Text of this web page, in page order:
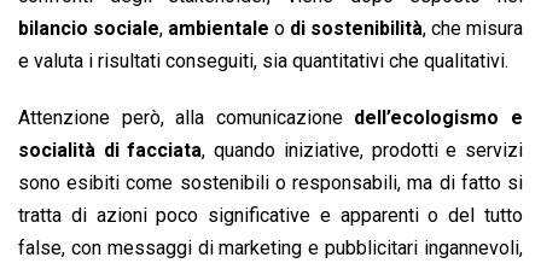
bilancio sociale, ambientale o di sostenibilità, che misura
e valuta i risultati conseguiti, sia quantitativi che qualitativi.
Attenzione però, alla comunicazione dell’ecologismo e
socialità di facciata, quando iniziative, prodotti e servizi
sono esibiti come sostenibili o responsabili, ma di fatto si
tratta di azioni poco significative e apparenti o del tutto
false, con messaggi di marketing e pubblicitari ingannevoli,